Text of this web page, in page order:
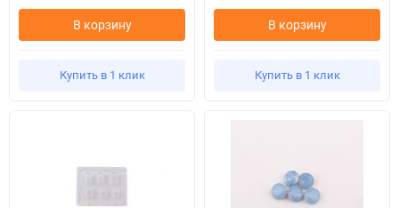
В корзину
Купить в 1 клик
В корзину
Купить в 1 клик